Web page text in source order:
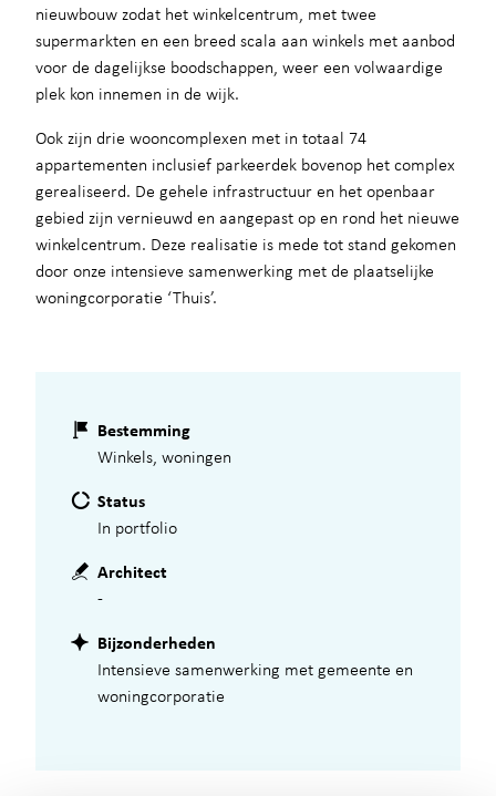
nieuwbouw zodat het winkelcentrum, met twee
supermarkten en een breed scala aan winkels met aanbod
voor de dagelijkse boodschappen, weer een volwaardige
plek kon innemen in de wijk.
Ook zijn drie wooncomplexen met in totaal 74
appartementen inclusief parkeerdek bovenop het complex
gerealiseerd. De gehele infrastructuur en het openbaar
gebied zijn vernieuwd en aangepast op en rond het nieuwe
winkelcentrum. Deze realisatie is mede tot stand gekomen
door onze intensieve samenwerking met de plaatselijke
woningcorporatie ‘Thuis’.
Bestemming
Winkels, woningen
Status
In portfolio
Architect
-
Bijzonderheden
Intensieve samenwerking met gemeente en
woningcorporatie